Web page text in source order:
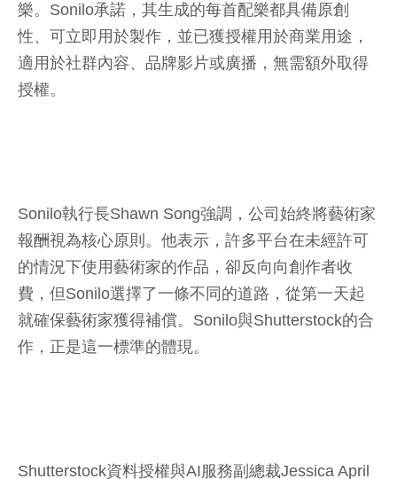
樂。Sonilo承諾，其生成的每首配樂都具備原創
性、可立即用於製作，並已獲授權用於商業用途，
適用於社群內容、品牌影片或廣播，無需額外取得
授權。
Sonilo執行長Shawn Song強調，公司始終將藝術家
報酬視為核心原則。他表示，許多平台在未經許可
的情況下使用藝術家的作品，卻反向向創作者收
費，但Sonilo選擇了一條不同的道路，從第一天起
就確保藝術家獲得補償。Sonilo與Shutterstock的合
作，正是這一標準的體現。
Shutterstock資料授權與AI服務副總裁Jessica April